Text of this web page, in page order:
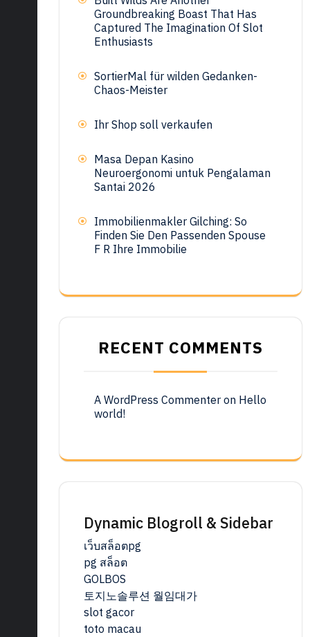
Groundbreaking Boast That Has
Captured The Imagination Of Slot
Enthusiasts
SortierMal für wilden Gedanken-
Chaos-Meister
Ihr Shop soll verkaufen
Masa Depan Kasino
Neuroergonomi untuk Pengalaman
Santai 2026
Immobilienmakler Gilching: So
Finden Sie Den Passenden Spouse
F R Ihre Immobilie
RECENT COMMENTS
A WordPress Commenteron Hello
world!
Dynamic Blogroll & Sidebar
เว็บสล็อตpg
pg สล็อต
GOLBOS
토지노솔루션 월임대가
slot gacor
toto macau